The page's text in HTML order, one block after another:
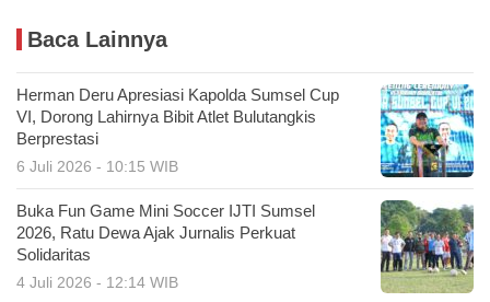
Baca Lainnya
Herman Deru Apresiasi Kapolda Sumsel Cup
VI, Dorong Lahirnya Bibit Atlet Bulutangkis
Berprestasi
6 Juli 2026 - 10:15 WIB
Buka Fun Game Mini Soccer IJTI Sumsel
2026, Ratu Dewa Ajak Jurnalis Perkuat
Solidaritas
4 Juli 2026 - 12:14 WIB